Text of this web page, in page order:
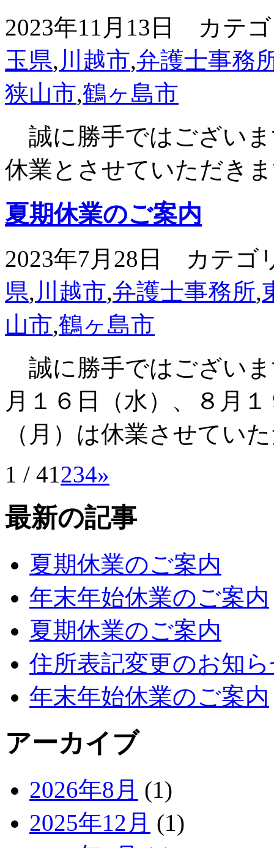
2023年11月13日 カテ
玉県, 川越市,弁護士事務
狭山市,鶴ヶ島市
誠に勝手ではござい
休業とさせていただき
夏期休業のご案内
2023年7月28日 カテゴ
県, 川越市,弁護士事務所,
山市,鶴ヶ島市
誠に勝手ではござい
月１６日（水）、８月
（月）は休業させてい
1 / 41234»
最新の記事
夏期休業のご案内
年末年始休業のご案内
夏期休業のご案内
住所表記変更のお知
年末年始休業のご案内
アーカイブ
2026年8月 (1)
2025年12月 (1)